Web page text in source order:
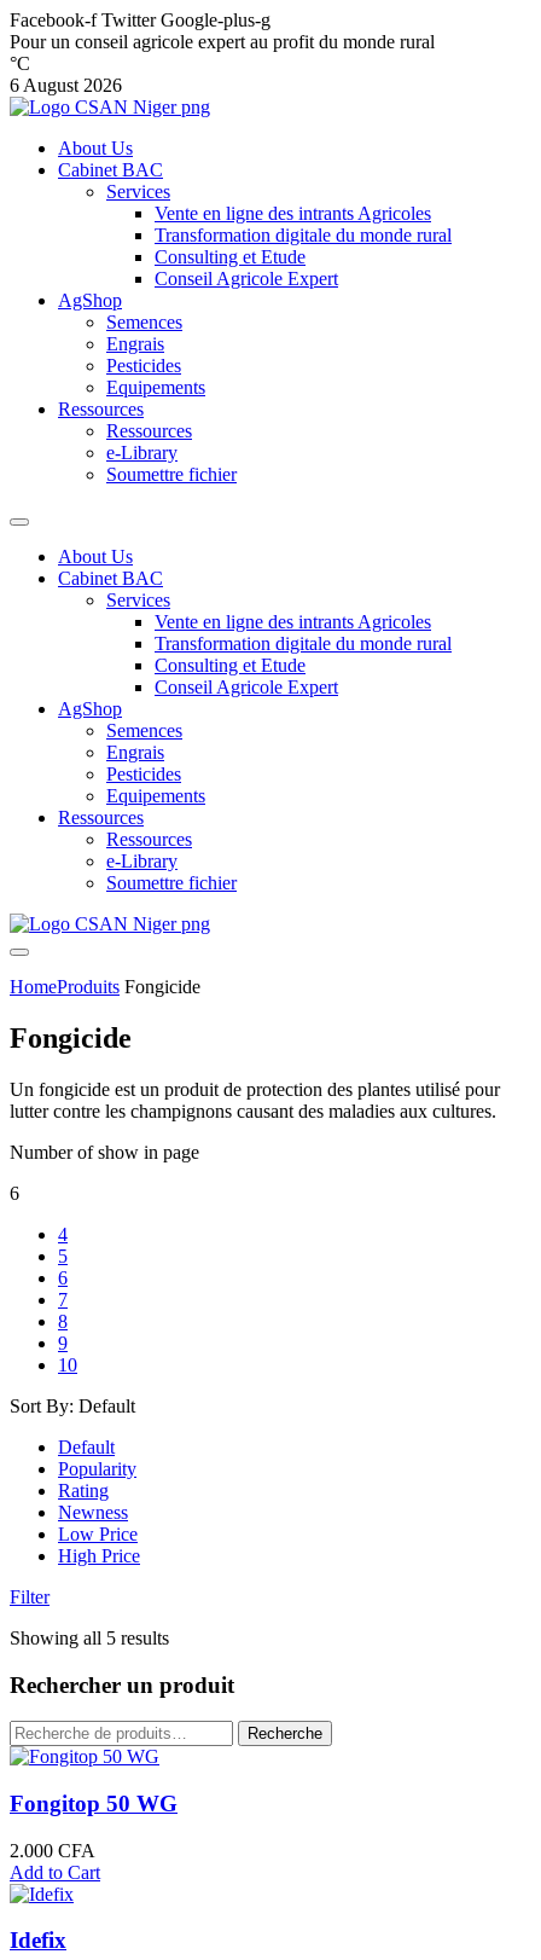
Facebook-f Twitter Google-plus-g
Pour un conseil agricole expert au profit du monde rural
°C
6 August 2026
About Us
Cabinet BAC
Services
Vente en ligne des intrants Agricoles
Transformation digitale du monde rural
Consulting et Etude
Conseil Agricole Expert
AgShop
Semences
Engrais
Pesticides
Equipements
Ressources
Ressources
e-Library
Soumettre fichier
About Us
Cabinet BAC
Services
Vente en ligne des intrants Agricoles
Transformation digitale du monde rural
Consulting et Etude
Conseil Agricole Expert
AgShop
Semences
Engrais
Pesticides
Equipements
Ressources
Ressources
e-Library
Soumettre fichier
HomeProduits Fongicide
Fongicide
Un fongicide est un produit de protection des plantes utilisé pour
lutter contre les champignons causant des maladies aux cultures.
Number of show in page
6
4
5
6
7
8
9
10
Sort By: Default
Default
Popularity
Rating
Newness
Low Price
High Price
Filter
Showing all 5 results
Rechercher un produit
Recherche
pour :
Recherche
Fongitop 50 WG
2.000 CFA
Add to Cart
Idefix